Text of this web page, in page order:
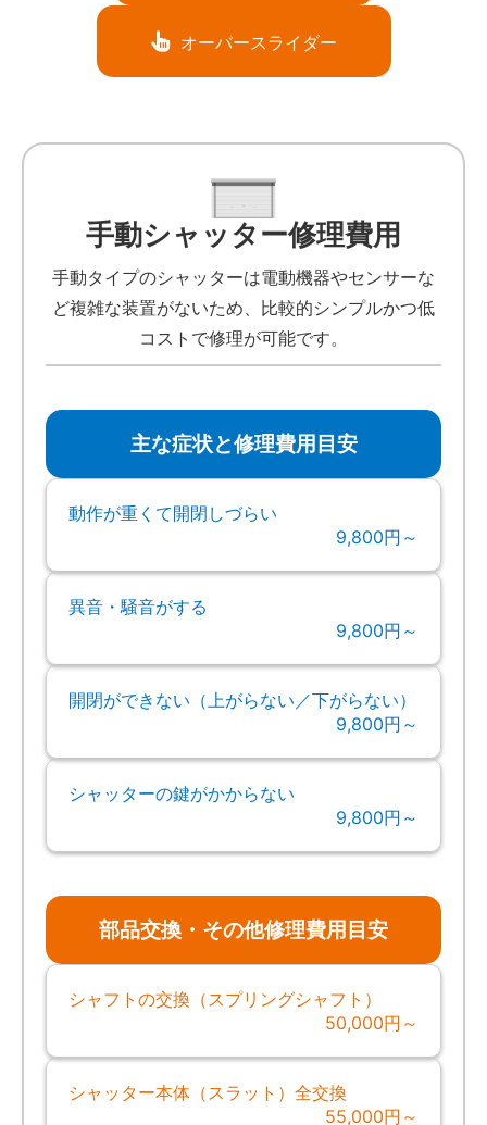
オーバースライダー
手動シャッター修理費用
手動タイプのシャッターは電動機器やセンサーな
ど複雑な装置がないため、比較的シンプルかつ低
コストで修理が可能です。
主な症状と修理費用目安
動作が重くて開閉しづらい
9,800円～
異音・騒音がする
9,800円～
開閉ができない（上がらない／下がらない）
9,800円～
シャッターの鍵がかからない
9,800円～
部品交換・その他修理費用目安
シャフトの交換（スプリングシャフト）
50,000円～
シャッター本体（スラット）全交換
55,000円～